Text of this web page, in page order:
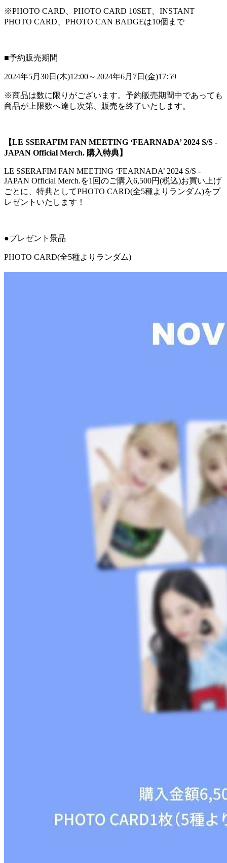
※PHOTO CARD、PHOTO CARD 10SET、INSTANT
PHOTO CARD、PHOTO CAN BADGEは10個まで
■予約販売期間
2024年5月30日(木)12:00～2024年6月7日(金)17:59
※商品は数に限りがございます。予約販売期間中であっても
商品が上限数へ達し次第、販売を終了いたします。
【LE SSERAFIM FAN MEETING ‘FEARNADA’ 2024 S/S -
JAPAN Official Merch. 購入特典】
LE SSERAFIM FAN MEETING ‘FEARNADA’ 2024 S/S -
JAPAN Official Merch.を1回のご購入6,500円(税込)お買い上げ
ごとに、特典としてPHOTO CARD(全5種よりランダム)をプ
レゼントいたします！
●プレゼント景品
PHOTO CARD(全5種よりランダム)